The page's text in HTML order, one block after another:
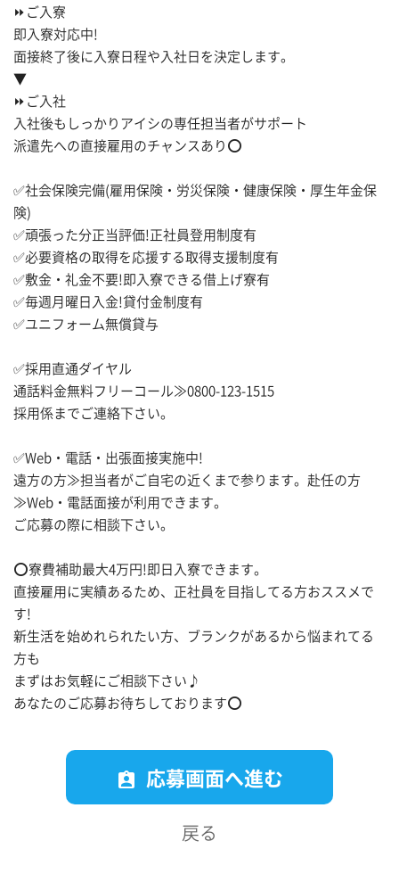
⏩ご入寮
即入寮対応中!
面接終了後に入寮日程や入社日を決定します。
▼
⏩ご入社
入社後もしっかりアイシの専任担当者がサポート
派遣先への直接雇用のチャンスあり⭕
✅社会保険完備(雇用保険・労災保険・健康保険・厚生年金保
険)
✅頑張った分正当評価!正社員登用制度有
✅必要資格の取得を応援する取得支援制度有
✅敷金・礼金不要!即入寮できる借上げ寮有
✅毎週月曜日入金!貸付金制度有
✅ユニフォーム無償貸与
✅採用直通ダイヤル
通話料金無料フリーコール≫0800-123-1515
採用係までご連絡下さい。
✅Web・電話・出張面接実施中!
遠方の方≫担当者がご自宅の近くまで参ります。赴任の方
≫Web・電話面接が利用できます。
ご応募の際に相談下さい。
⭕寮費補助最大4万円!即日入寮できます。
直接雇用に実績あるため、正社員を目指してる方おススメで
す!
新生活を始めれられたい方、ブランクがあるから悩まれてる
方も
まずはお気軽にご相談下さい♪
あなたのご応募お待ちしております⭕
assignment_ind 応募画面へ進む
戻る